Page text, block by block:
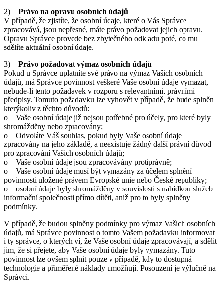
2) Právo na opravu osobních údajů
V případě, že zjistíte, že osobní údaje, které o Vás Správce
zpracovává, jsou nepřesné, máte právo požadovat jejich opravu.
Opravu Správce provede bez zbytečného odkladu poté, co mu
sdělíte aktuální osobní údaje.
3)
Právo požadovat výmaz osobních údajů
Pokud u Správce uplatníte své právo na výmaz Vašich osobních
údajů, má Správce povinnost veškeré Vaše osobní údaje vymazat,
nebude-li tento požadavek v rozporu s relevantními, právními
předpisy. Tomuto požadavku lze vyhovět v případě, že bude splněn
kterýkoliv z těchto důvodů:
o Vaše osobní údaje již nejsou potřebné pro účely, pro které byly
shromážděny nebo zpracovány;
o Odvoláte Váš souhlas, pokud byly Vaše osobní údaje
zpracovány na jeho základě, a neexistuje žádný další právní důvod
pro zpracování Vašich osobních údajů;
o Vaše osobní údaje jsou zpracovávány protiprávně;
o Vaše osobní údaje musí být vymazány za účelem splnění
povinnosti uložené právem Evropské unie nebo České republiky;
o osobní údaje byly shromážděny v souvislosti s nabídkou služeb
informační společnosti přímo dítěti, aniž pro to byly splněny
podmínky.
V případě, že budou splněny podmínky pro výmaz Vašich osobních
údajů, má Správce povinnost o tomto Vašem požadavku informovat
i ty správce, o kterých ví, že Vaše osobní údaje zpracovávají, a sdělit
jim, že si přejete, aby Vaše osobní údaje byly vymazány. Tuto
povinnost lze ovšem splnit pouze v případě, kdy to dostupná
technologie a přiměřené náklady umožňují. Posouzení je výlučně na
Správci.